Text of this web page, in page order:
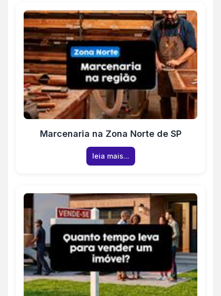
Marcenaria na Zona Norte de SP
leia mais...